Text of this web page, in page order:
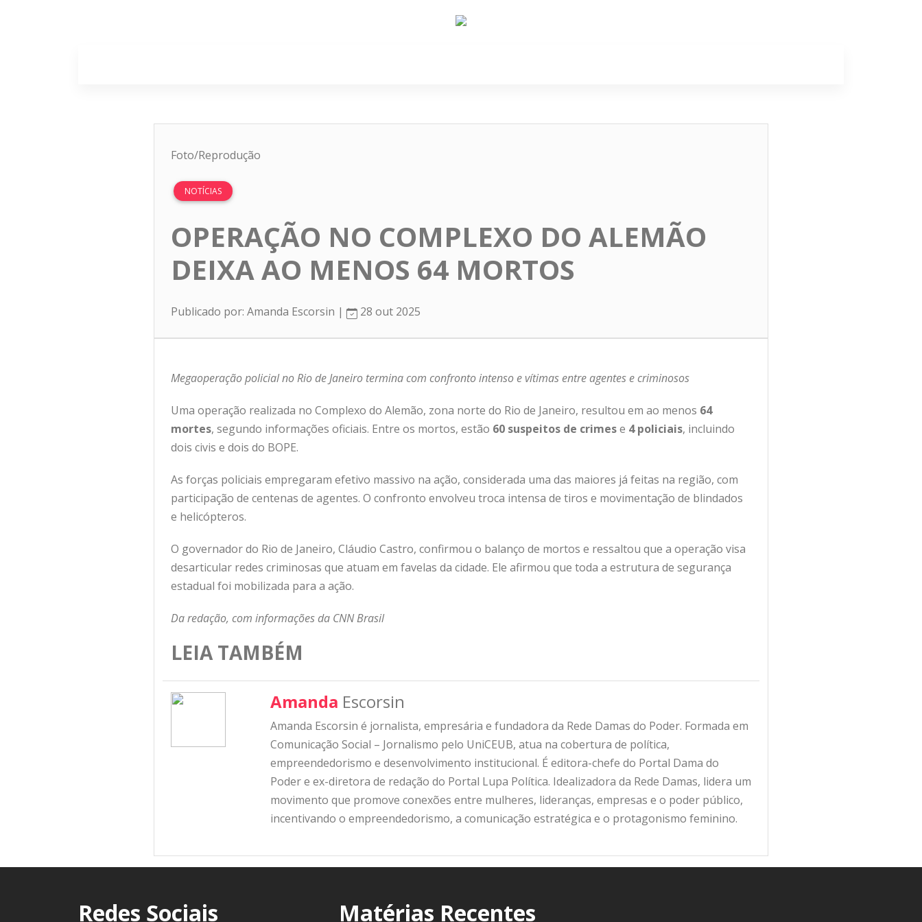
Foto/Reprodução
NOTÍCIAS
OPERAÇÃO NO COMPLEXO DO ALEMÃO
DEIXA AO MENOS 64 MORTOS
Publicado por: Amanda Escorsin | 28 out 2025
Megaoperação policial no Rio de Janeiro termina com confronto intenso e vítimas entre agentes e criminosos
Uma operação realizada no Complexo do Alemão, zona norte do Rio de Janeiro, resultou em ao menos 64
mortes, segundo informações oficiais. Entre os mortos, estão 60 suspeitos de crimese 4 policiais, incluindo
dois civis e dois do BOPE.
As forças policiais empregaram efetivo massivo na ação, considerada uma das maiores já feitas na região, com
participação de centenas de agentes. O confronto envolveu troca intensa de tiros e movimentação de blindados
e helicópteros.
O governador do Rio de Janeiro, Cláudio Castro, confirmou o balanço de mortos e ressaltou que a operação visa
desarticular redes criminosas que atuam em favelas da cidade. Ele afirmou que toda a estrutura de segurança
estadual foi mobilizada para a ação.
Da redação, com informações da CNN Brasil
LEIA TAMBÉM
Amanda Escorsin
Amanda Escorsin é jornalista, empresária e fundadora da Rede Damas do Poder. Formada em
Comunicação Social – Jornalismo pelo UniCEUB, atua na cobertura de política,
empreendedorismo e desenvolvimento institucional. É editora-chefe do Portal Dama do
Poder e ex-diretora de redação do Portal Lupa Política. Idealizadora da Rede Damas, lidera um
movimento que promove conexões entre mulheres, lideranças, empresas e o poder público,
incentivando o empreendedorismo, a comunicação estratégica e o protagonismo feminino.
Redes Sociais Matérias Recentes